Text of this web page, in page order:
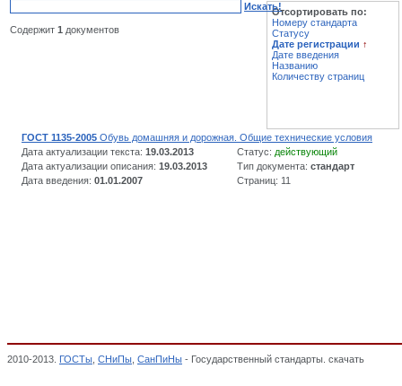
Искать!
Содержит 1 документов
Отсортировать по:
Номеру стандарта
Статусу
Дате регистрации ↑
Дате введения
Названию
Количеству страниц
ГОСТ 1135-2005 Обувь домашняя и дорожная. Общие технические условия
Дата актуализации текста: 19.03.2013 Статус: действующий
Дата актуализации описания: 19.03.2013 Тип документа: стандарт
Дата введения: 01.01.2007 Страниц: 11
2010-2013. ГОСТы СНиПы СанПиНы - Государственный стандарты. скачать